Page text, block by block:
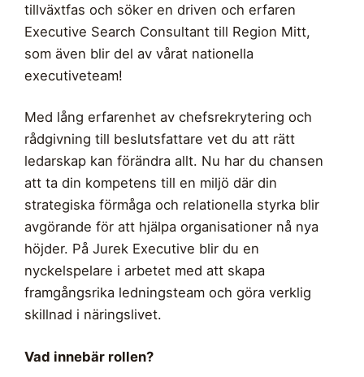
tillväxtfas och söker en driven och erfaren
Executive Search Consultant till Region Mitt,
som även blir del av vårat nationella
executiveteam!
Med lång erfarenhet av chefsrekrytering och
rådgivning till beslutsfattare vet du att rätt
ledarskap kan förändra allt. Nu har du chansen
att ta din kompetens till en miljö där din
strategiska förmåga och relationella styrka blir
avgörande för att hjälpa organisationer nå nya
höjder. På Jurek Executive blir du en
nyckelspelare i arbetet med att skapa
framgångsrika ledningsteam och göra verklig
skillnad i näringslivet.
Vad innebär rollen?